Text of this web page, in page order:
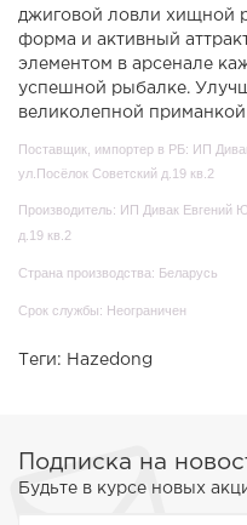
джиговой ловли хищной
форма и активный
элементом в арсенале
успешной рыбалке.
великолепной
Поставщик, импортер в РБ: ИП
ул.Посёлок Советский д.19 кв.2
Производитель: ИП Дивак Евгений
д.19 кв.2
Страна производства: Беларусь
Срок службы: Неограничен
Теги: Hazedong
Подписка на
Будьте в курсе новых